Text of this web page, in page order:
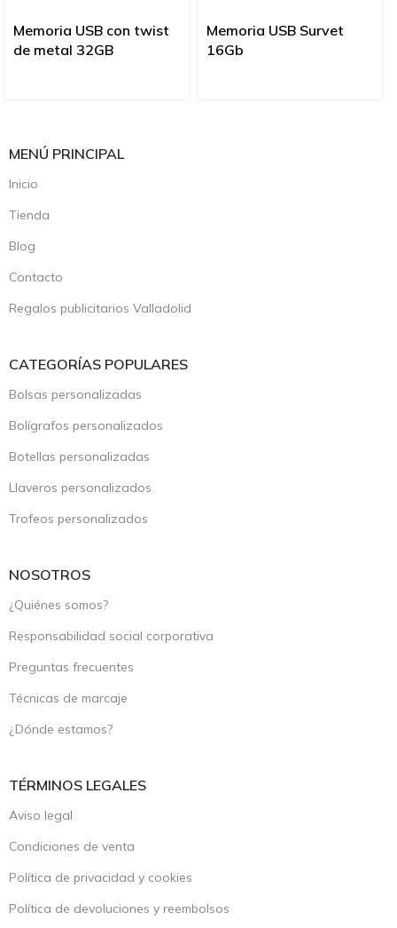
Memoria USB con twist
de metal 32GB
Memoria USB Survet
16Gb
MENÚ PRINCIPAL
Inicio
Tienda
Blog
Contacto
Regalos publicitarios Valladolid
CATEGORÍAS POPULARES
Bolsas personalizadas
Bolígrafos personalizados
Botellas personalizadas
Llaveros personalizados
Trofeos personalizados
NOSOTROS
¿Quiénes somos?
Responsabilidad social corporativa
Preguntas frecuentes
Técnicas de marcaje
¿Dónde estamos?
TÉRMINOS LEGALES
Aviso legal
Condiciones de venta
Política de privacidad y cookies
Política de devoluciones y reembolsos